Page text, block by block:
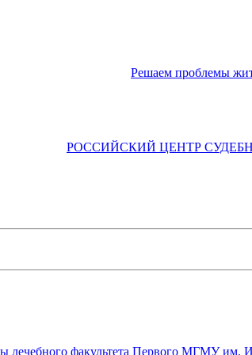
Решаем проблемы
РОССИЙСКИЙ ЦЕНТР
лечебного факультета Первого МГМУ им.